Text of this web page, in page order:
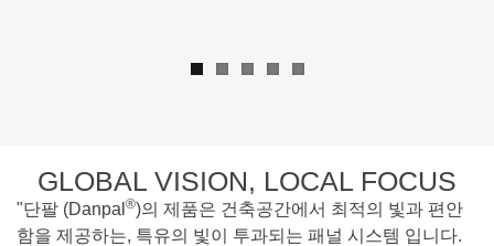
GLOBAL VISION, LOCAL FOCUS
"단팔 (Danpal ®)의 제품은 건축공간에서 최적의 빛과 편안
함을 제공하는, 특유의 빛이 투과되는 패널 시스템 입니다.